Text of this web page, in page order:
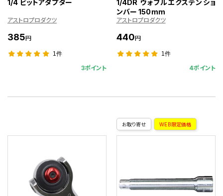
1/4 ビットアダプター
アストロプロダクツ
385円
1件
3ポイント
1/4DR ウォブルエクステンショ
ンバー 150mm
アストロプロダクツ
440円
1件
4ポイント
お取り寄せ WEB限定価格